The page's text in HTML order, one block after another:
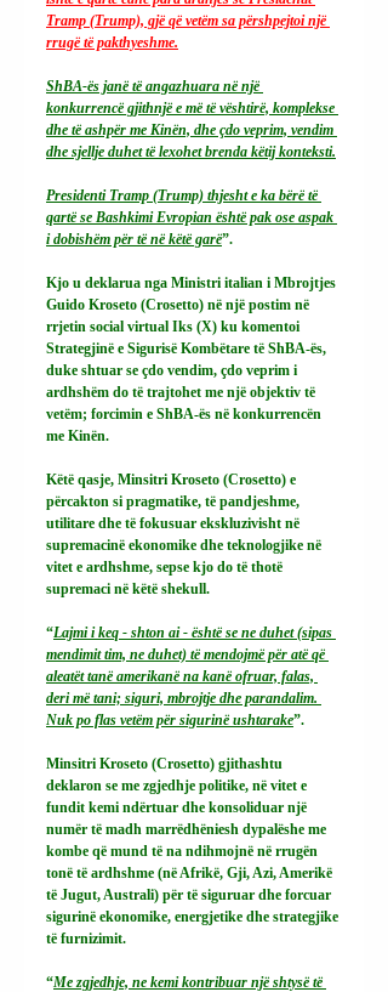
Tramp (Trump), gjë që vetëm sa përshpejtoi një
rrugë të pakthyeshme.
ShBA-ës janë të angazhuara në një
konkurrencë gjithnjë e më të vështirë, komplekse
dhe të ashpër me Kinën, dhe çdo veprim, vendim
dhe sjellje duhet të lexohet brenda këtij konteksti.
Presidenti Tramp (Trump) thjesht e ka bërë të
qartë se Bashkimi Evropian është pak ose aspak
i dobishëm për të në këtë garë”.
Kjo u deklarua nga Ministri italian i Mbrojtjes
Guido Kroseto (Crosetto) në një postim në
rrjetin social virtual Iks (X) ku komentoi
Strategjinë e Sigurisë Kombëtare të ShBA-ës,
duke shtuar se çdo vendim, çdo veprim i
ardhshëm do të trajtohet me një objektiv të
vetëm; forcimin e ShBA-ës në konkurrencën
me Kinën.
Këtë qasje, Minsitri Kroseto (Crosetto) e
përcakton si pragmatike, të pandjeshme,
utilitare dhe të fokusuar ekskluzivisht në
supremacinë ekonomike dhe teknologjike në
vitet e ardhshme, sepse kjo do të thotë
supremaci në këtë shekull.
“Lajmi i keq - shton ai - është se ne duhet (sipas
mendimit tim, ne duhet) të mendojmë për atë që
aleatët tanë amerikanë na kanë ofruar, falas,
deri më tani; siguri, mbrojtje dhe parandalim.
Nuk po flas vetëm për sigurinë ushtarake”.
Minsitri Kroseto (Crosetto) gjithashtu
deklaron se me zgjedhje politike, në vitet e
fundit kemi ndërtuar dhe konsoliduar një
numër të madh marrëdhëniesh dypalëshe me
kombe që mund të na ndihmojnë në rrugën
tonë të ardhshme (në Afrikë, Gji, Azi, Amerikë
të Jugut, Australi) për të siguruar dhe forcuar
sigurinë ekonomike, energjetike dhe strategjike
të furnizimit.
“Me zgjedhje, ne kemi kontribuar një shtysë të